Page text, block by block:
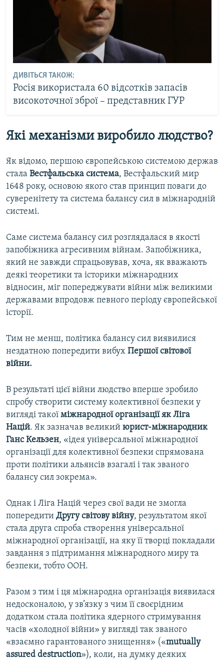
ДИВІТЬСЯ ТАКОЖ:
Росія використала 60 відсотків запасів
високоточної зброї – представник ГУР
Які механізми виробило людство?
Як відомо, першою європейською системою держав
стала Вестфальська система, Вестфальский мир
1648 року, основою якого став принцип поваги до
суверенітету та система балансу сил в міжнародній
системі.
Саме система балансу сил розглядалася в якості
запобіжника агресивним війнам. Запобіжника,
який не завжди спрацьовував, хоча, як вважають
деякі теоретики та історики міжнародних
відносин, міг попереджувати війни між великими
державами впродовж певного періоду європейської
історії.
Тим не менш, політика балансу сил виявилися
нездатною попередити вибух Першої світової
війни.
В результаті цієї війни людство вперше зробило
спробу створити систему колективної безпеки у
вигляді такої міжнародної організації як Ліга
Націй. Як зазначав великий юрист-міжнародник
Ганс Кельзен, «ідея універсальної міжнародної
організації для колективної безпеки спрямована
проти політики альянсів взагалі і так званого
балансу сил зокрема».
Однак і Ліга Націй через свої вади не змогла
попередити Другу світову війну, результатом якої
стала друга спроба створення універсальної
міжнародної організації, на яку її творці покладали
завдання з підтримання міжнародного миру та
безпеки, тобто ООН.
Разом з тим і ця міжнародна організація виявилася
недосконалою, у зв’язку з чим її своєрідним
додатком стала політика ядерного стримування
часів «холодної війни» у вигляді так званого
«взаємно гарантованого знищення» («mutually
assured destruction»), коли, на думку деяких